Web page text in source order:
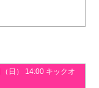
日） 14:00 キックオ